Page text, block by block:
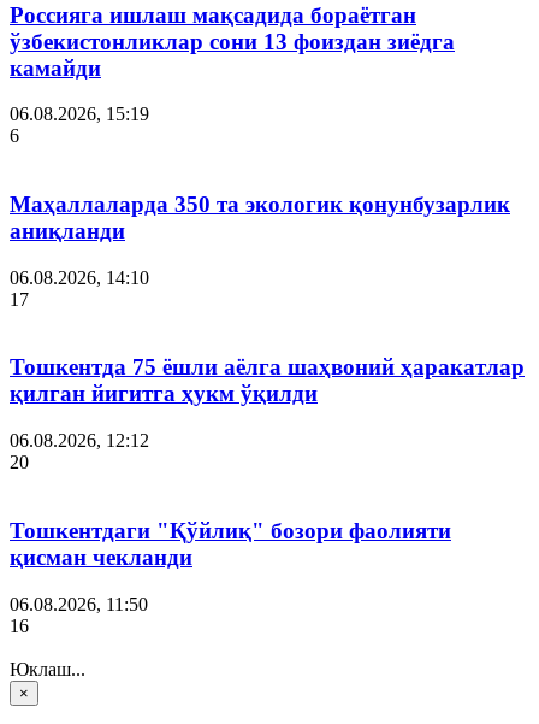
Россияга ишлаш мақсадида бораётган
ўзбекистонликлар сони 13 фоиздан зиёдга
камайди
06.08.2026, 15:19
6
Маҳаллаларда 350 та экологик қонунбузарлик
аниқланди
06.08.2026, 14:10
17
Тошкентда 75 ёшли аёлга шаҳвоний ҳаракатлар
қилган йигитга ҳукм ўқилди
06.08.2026, 12:12
20
Тошкентдаги "Қўйлиқ" бозори фаолияти
қисман чекланди
06.08.2026, 11:50
16
Юклаш...
×